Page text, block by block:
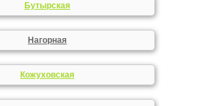
Бутырская
Нагорная
Кожуховская